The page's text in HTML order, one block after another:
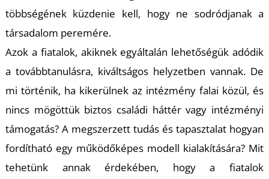
többségének küzdenie kell, hogy ne sodródjanak a
társadalom peremére.
Azok a fiatalok, akiknek egyáltalán lehetőségük adódik
a továbbtanulásra, kiváltságos helyzetben vannak. De
mi történik, ha kikerülnek az intézmény falai közül, és
nincs mögöttük biztos családi háttér vagy intézményi
támogatás? A megszerzett tudás és tapasztalat hogyan
fordítható egy működőképes modell kialakítására? Mit
tehetünk annak érdekében, hogy a fiatalok